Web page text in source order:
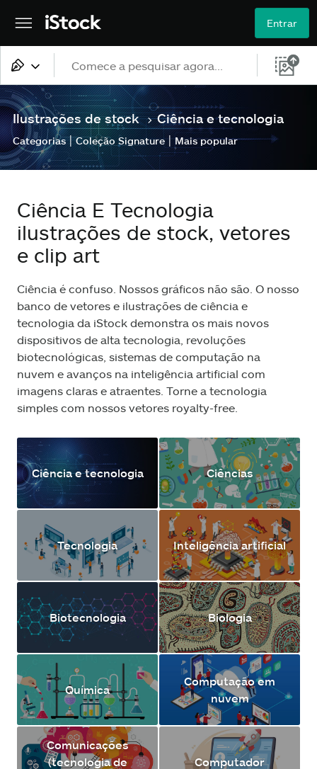
Entrar
Todo o conteúdo
Imagens
Fotos
Vetores
Vídeos
Ilustrações de stock > Ciência e tecnologia
Categorias | Coleção Signature | Mais popular
Ciência E Tecnologia
ilustrações de stock, vetores
e clip art
Ciência é confuso. Nossos gráficos não são. O nosso
banco de vetores e ilustrações de ciência e
tecnologia da iStock demonstra os mais novos
dispositivos de alta tecnologia, revoluções
biotecnológicas, sistemas de computação na
nuvem e avanços na inteligência artificial com
imagens claras e atraentes. Torne a tecnologia
simples com nossos vetores royalty-free.
Ciência e tecnologia Ciências
Tecnologia Inteligência artificial
Biotecnologia Biologia
Química
Computação em
nuvem
Comunicações
(tecnologia de
Computador